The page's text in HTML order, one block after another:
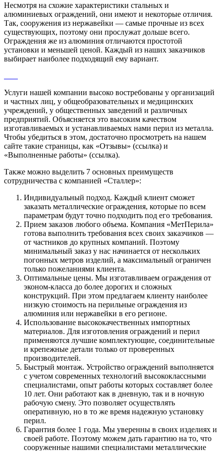
Несмотря на схожие характеристики стальных и
алюминиевых ограждений, они имеют и некоторые отличия.
Так, сооружения из нержавейки — самые прочные из всех
существующих, поэтому они прослужат дольше всего.
Ограждения же из алюминия отличаются простотой
установки и меньшей ценой. Каждый из наших заказчиков
выбирает наиболее подходящий ему вариант.
Услуги нашей компании высоко востребованы у организаций
и частных лиц, у общеобразовательных и медицинских
учреждений, у общественных заведений и различных
предприятий. Объясняется это высоким качеством
изготавливаемых и устанавливаемых нами перил из металла.
Чтобы убедиться в этом, достаточно просмотреть на нашем
сайте такие страницы, как «Отзывы» (ссылка) и
«Выполненные работы» (ссылка).
Также можно выделить 7 основных преимуществ
сотрудничества с компанией «Сталлер»:
Индивидуальный подход. Каждый клиент сможет
заказать металлические ограждения, которые по всем
параметрам будут точно подходить под его требования.
Прием заказов любого объема. Компания «МетПерила»
готова выполнить требования всех своих заказчиков —
от частников до крупных компаний. Поэтому
минимальный заказ у нас начинается от нескольких
погонных метров изделий, а максимальный ограничен
только пожеланиями клиента.
Оптимальные цены. Мы изготавливаем ограждения от
эконом-класса до более дорогих и сложных
конструкций. При этом предлагаем клиенту наиболее
низкую стоимость на перильные ограждения из
алюминия или нержавейки в его регионе.
Использование высококачественных импортных
материалов. Для изготовления ограждений и перил
применяются лучшие комплектующие, соединительные
и крепежные детали только от проверенных
производителей.
Быстрый монтаж. Устройство ограждений выполняется
с учетом современных технологий высококлассными
специалистами, опыт работы которых составляет более
10 лет. Они работают как в дневную, так и в ночную
рабочую смену. Это позволяет осуществлять
оперативную, но в то же время надежную установку
перил.
Гарантия более 1 года. Мы уверенны в своих изделиях и
своей работе. Поэтому можем дать гарантию на то, что
сооруженные нашими специалистами металлические